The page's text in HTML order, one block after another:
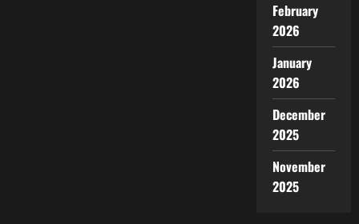
February
2026
January
2026
December
2025
November
2025